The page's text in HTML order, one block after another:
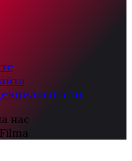
нас